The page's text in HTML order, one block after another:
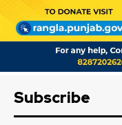
Subscribe